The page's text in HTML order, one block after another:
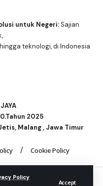
Policy
Accept
untuk Negeri:Sajian
teknologi, di Indonesia
2025
Malang , Jawa Timur
Cookie Policy
Company. All Rights